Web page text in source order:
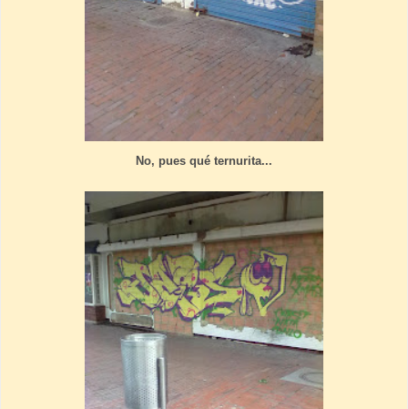
No, pues qué ternurita...